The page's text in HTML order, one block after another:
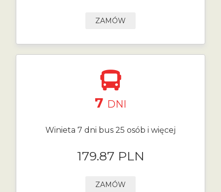
ZAMÓW
7 DNI
Winieta 7 dni bus 25 osób i więcej
179.87 PLN
ZAMÓW